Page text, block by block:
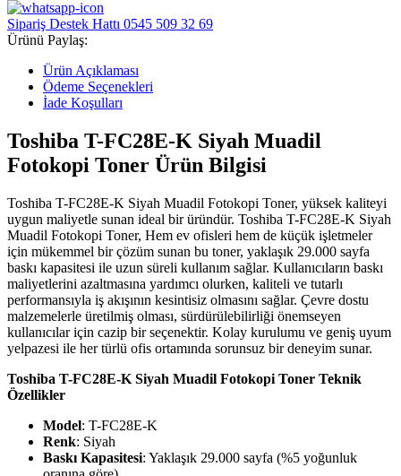
Sipariş Destek Hattı 0545 509 32 69
Ürünü Paylaş:
Ürün Açıklaması
Ödeme Seçenekleri
İade Koşulları
Toshiba T-FC28E-K Siyah Muadil
Fotokopi Toner Ürün Bilgisi
Toshiba T-FC28E-K Siyah Muadil Fotokopi Toner, yüksek kaliteyi
uygun maliyetle sunan ideal bir üründür. Toshiba T-FC28E-K Siyah
Muadil Fotokopi Toner, Hem ev ofisleri hem de küçük işletmeler
için mükemmel bir çözüm sunan bu toner, yaklaşık 29.000 sayfa
baskı kapasitesi ile uzun süreli kullanım sağlar. Kullanıcıların baskı
maliyetlerini azaltmasına yardımcı olurken, kaliteli ve tutarlı
performansıyla iş akışının kesintisiz olmasını sağlar. Çevre dostu
malzemelerle üretilmiş olması, sürdürülebilirliği önemseyen
kullanıcılar için cazip bir seçenektir. Kolay kurulumu ve geniş uyum
yelpazesi ile her türlü ofis ortamında sorunsuz bir deneyim sunar.
Toshiba T-FC28E-K Siyah Muadil Fotokopi Toner Teknik
Özellikler
Model: T-FC28E-K
Renk: Siyah
Baskı Kapasitesi: Yaklaşık 29.000 sayfa (%5 yoğunluk